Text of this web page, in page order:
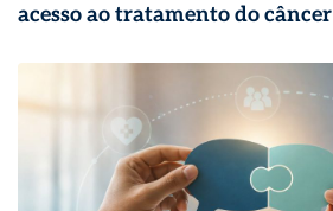
acesso ao tratamento do câncer